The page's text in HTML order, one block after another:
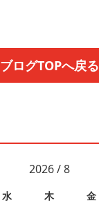
ブログTOPへ戻る
2026 / 8
水 木 金